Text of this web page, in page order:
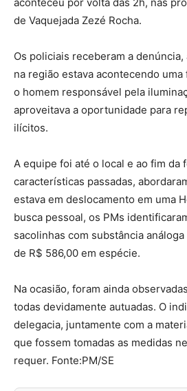
de Vaquejada Zezé Rocha.
Os policiais receberam a denúncia,
na região estava acontecendo
o homem responsável pela
aproveitava a oportunidade para
ilícitos.
A equipe foi até o local e ao fim da
características passadas,
estava em deslocamento em uma
busca pessoal, os PMs
sacolinhas com substância
de R$ 586,00 em espécie.
Na ocasião, foram ainda
todas devidamente autuadas. O
delegacia, juntamente com a
que fossem tomadas as medidas
requer. Fonte:PM/SE